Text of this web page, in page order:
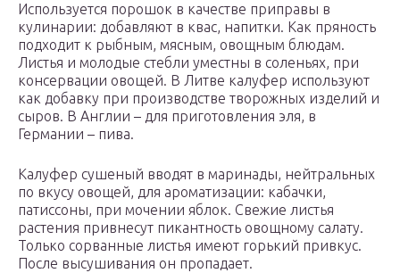
Используется порошок в качестве приправы в
кулинарии: добавляют в квас, напитки. Как пряность
подходит к рыбным, мясным, овощным блюдам.
Листья и молодые стебли уместны в соленьях, при
консервации овощей. В Литве калуфер используют
как добавку при производстве творожных изделий и
сыров. В Англии – для приготовления эля, в
Германии – пива.
Калуфер сушеный вводят в маринады, нейтральных
по вкусу овощей, для ароматизации: кабачки,
патиссоны, при мочении яблок. Свежие листья
растения привнесут пикантность овощному салату.
Только сорванные листья имеют горький привкус.
После высушивания он пропадает.